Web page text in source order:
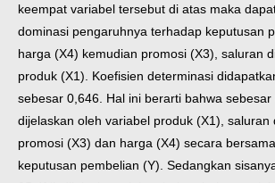
keempat variabel tersebut di atas maka
dominasi pengaruhnya terhadap keputusan
harga (X4) kemudian promosi (X3), saluran
produk (X1). Koefisien determinasi
sebesar 0,646. Hal ini berarti bahwa
dijelaskan oleh variabel produk (X1), saluran
promosi (X3) dan harga (X4) secara
keputusan pembelian (Y). Sedangkan